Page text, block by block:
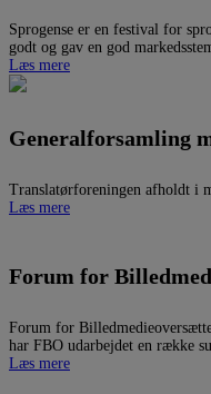
Sprogense er en festival for
godt og gav en god
Læs mere
Generalforsamling
Translatørforeningen afholdt i
Læs mere
Forum for
Forum for
har FBO udarbejdet en række
Læs mere